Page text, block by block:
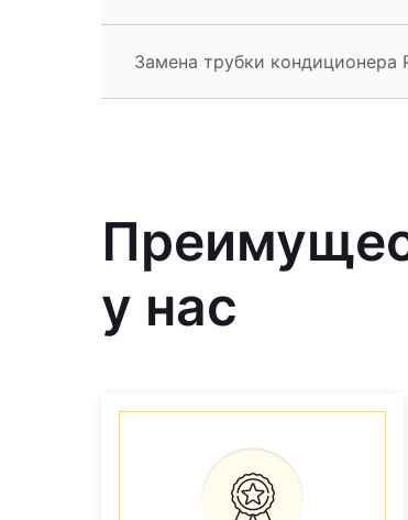
Замена трубки кондиционера
у нас